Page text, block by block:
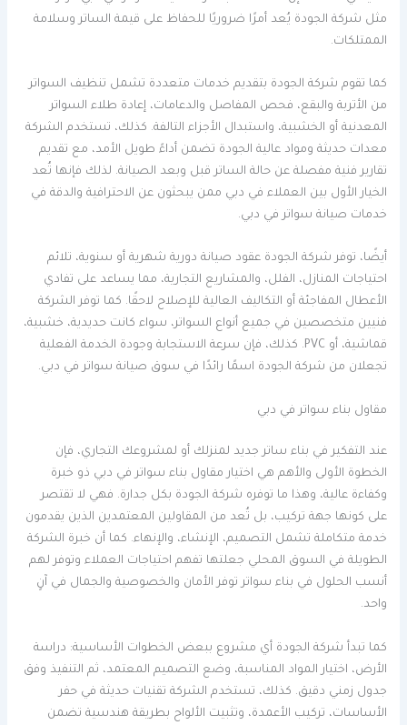
مثل شركة الجودة يُعد أمرًا ضروريًا للحفاظ على قيمة الساتر وسلامة
الممتلكات.
كما تقوم شركة الجودة بتقديم خدمات متعددة تشمل تنظيف السواتر
من الأتربة والبقع، فحص المفاصل والدعامات، إعادة طلاء السواتر
المعدنية أو الخشبية، واستبدال الأجزاء التالفة. كذلك، تستخدم الشركة
معدات حديثة ومواد عالية الجودة تضمن أداءً طويل الأمد، مع تقديم
تقارير فنية مفصلة عن حالة الساتر قبل وبعد الصيانة. لذلك فإنها تُعد
الخيار الأول بين العملاء في دبي ممن يبحثون عن الاحترافية والدقة في
خدمات صيانة سواتر في دبي.
أيضًا، توفر شركة الجودة عقود صيانة دورية شهرية أو سنوية، تلائم
احتياجات المنازل، الفلل، والمشاريع التجارية، مما يساعد على تفادي
الأعطال المفاجئة أو التكاليف العالية للإصلاح لاحقًا. كما توفر الشركة
فنيين متخصصين في جميع أنواع السواتر، سواء كانت حديدية، خشبية،
قماشية، أو PVC. كذلك، فإن سرعة الاستجابة وجودة الخدمة الفعلية
تجعلان من شركة الجودة اسمًا رائدًا في سوق صيانة سواتر في دبي.
مقاول بناء سواتر في دبي
عند التفكير في بناء ساتر جديد لمنزلك أو لمشروعك التجاري، فإن
الخطوة الأولى والأهم هي اختيار مقاول بناء سواتر في دبي ذو خبرة
وكفاءة عالية، وهذا ما توفره شركة الجودة بكل جدارة. فهي لا تقتصر
على كونها جهة تركيب، بل تُعد من المقاولين المعتمدين الذين يقدمون
خدمة متكاملة تشمل التصميم، الإنشاء، والإنهاء. كما أن خبرة الشركة
الطويلة في السوق المحلي جعلتها تفهم احتياجات العملاء وتوفر لهم
أنسب الحلول في بناء سواتر توفر الأمان والخصوصية والجمال في آنٍ
واحد.
كما تبدأ شركة الجودة أي مشروع ببعض الخطوات الأساسية: دراسة
الأرض، اختيار المواد المناسبة، وضع التصميم المعتمد، ثم التنفيذ وفق
جدول زمني دقيق. كذلك، تستخدم الشركة تقنيات حديثة في حفر
الأساسات، تركيب الأعمدة، وتثبيت الألواح بطريقة هندسية تضمن